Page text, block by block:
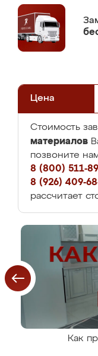
Цена
Стоимость
материалов
позвоните
8 (800) 511-
8 (926) 409-
рассчитает
Как